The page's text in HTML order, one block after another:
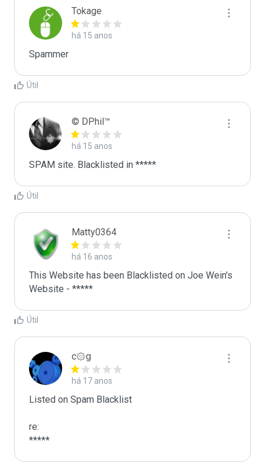
Tokage
há 15 anos
Spammer
Útil
© DPhil™
há 15 anos
SPAM site. Blacklisted in *****
Útil
Matty0364
há 16 anos
This Website has been Blacklisted on Joe Wein's
Website - *****
Útil
c۞g
há 17 anos
Listed on Spam Blacklist
re:
*****